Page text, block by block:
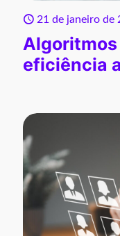
21 de janeiro de
Algoritmos
eficiência